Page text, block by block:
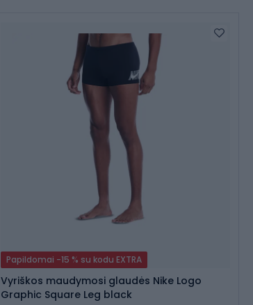
Papildomai -15 % su kodu EXTRA
Vyriškos maudymosi glaudės Nike Logo
Graphic Square Leg black